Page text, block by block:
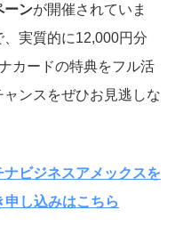
ーンが開催されていま
実質的に12,000円分
カードの特典をフル活
ンスをぜひお見逃しな
ビジネスアメックスを
し込みはこちら